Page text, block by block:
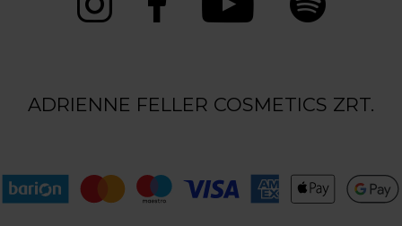
ADRIENNE FELLER COSMETICS ZRT.